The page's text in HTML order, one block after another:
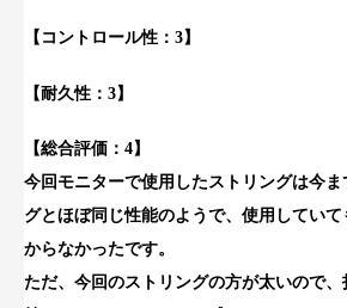
【コントロール性：3】
【耐久性：3】
【総合評価：4】
今回モニターで使用したストリングは今
グとほぼ同じ性能のようで、使用してい
からなかったです。
ただ、今回のストリングの方が太いので